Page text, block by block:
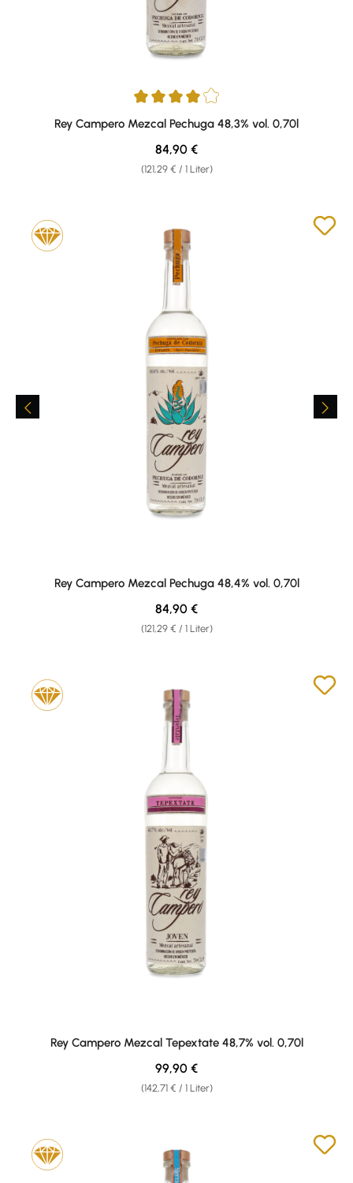
Durchschnittliche Bewertung von 4 von 5 Sternen
Rey Campero Mezcal Pechuga 48,3% vol. 0,70l
(121,29 € / 1 Liter)
Regulärer Preis:
84,90 €
Rey Campero Mezcal Pechuga 48,4% vol. 0,70l
(121,29 € / 1 Liter)
Regulärer Preis:
84,90 €
Rey Campero Mezcal Tepextate 48,7% vol. 0,70l
(142,71 € / 1 Liter)
Regulärer Preis:
99,90 €